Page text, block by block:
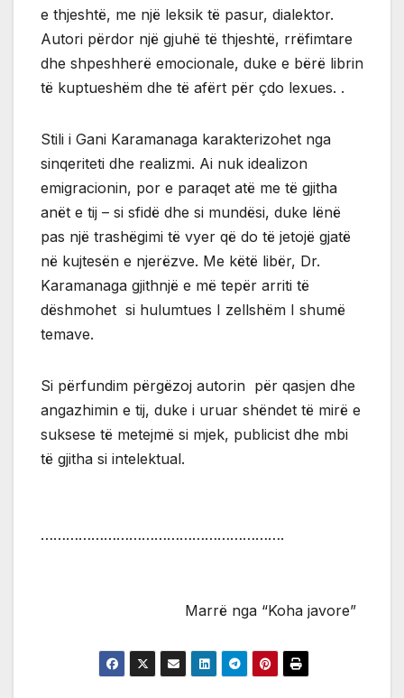
e thjeshtë, me një leksik të pasur, dialektor.
Autori përdor një gjuhë të thjeshtë, rrëfimtare
dhe shpeshherë emocionale, duke e bërë librin
të kuptueshëm dhe të afërt për çdo lexues. .
Stili i Gani Karamanaga karakterizohet nga
sinqeriteti dhe realizmi. Ai nuk idealizon
emigracionin, por e paraqet atë me të gjitha
anët e tij – si sfidë dhe si mundësi, duke lënë
pas një trashëgimi të vyer që do të jetojë gjatë
në kujtesën e njerëzve. Me këtë libër, Dr.
Karamanaga gjithnjë e më tepër arriti të
dëshmohet si hulumtues I zellshëm I shumë
temave.
Si përfundim përgëzoj autorin për qasjen dhe
angazhimin e tij, duke i uruar shëndet të mirë e
suksese të metejmë si mjek, publicist dhe mbi
të gjitha si intelektual.
………………………………………………….
Marrë nga “Koha javore”